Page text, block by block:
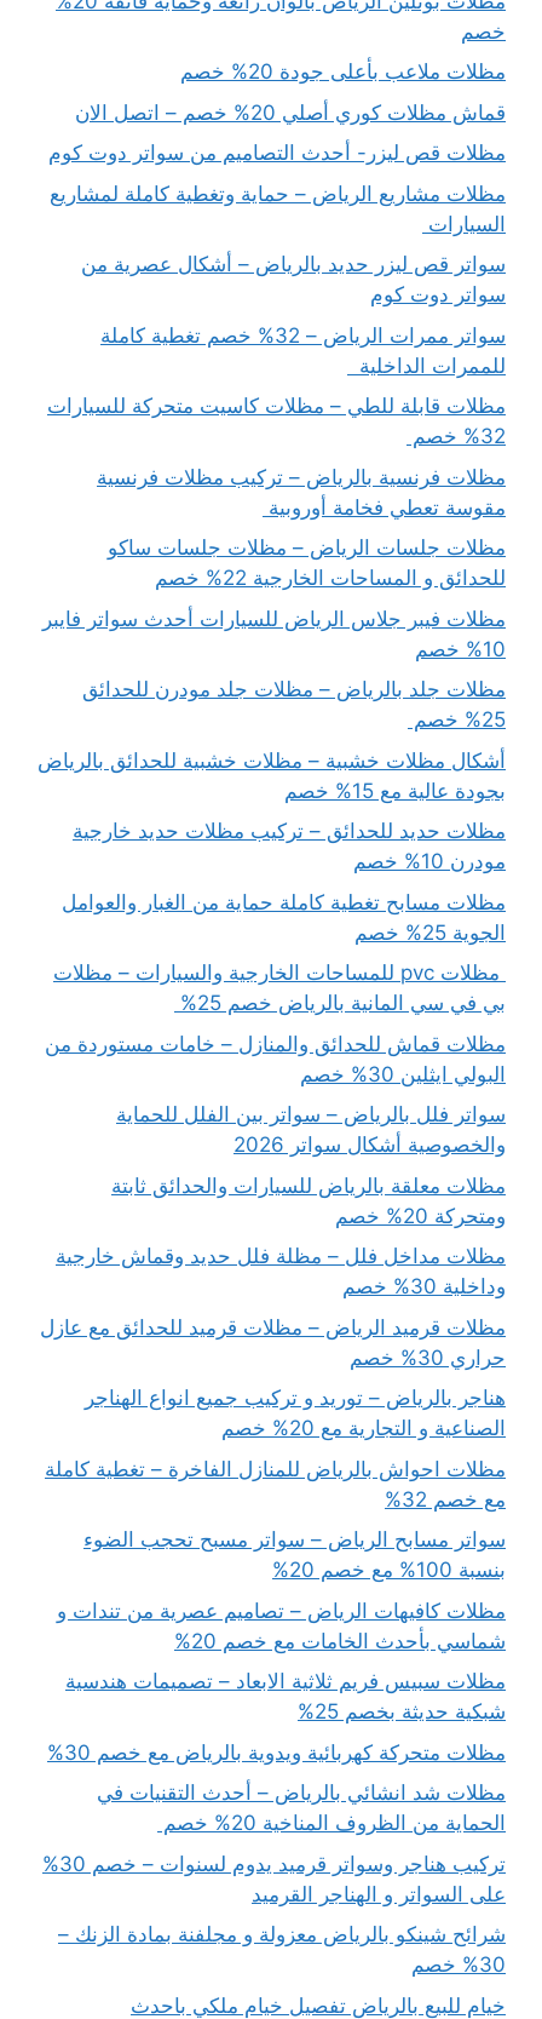
خصم
مظلات ملاعب بأعلى جودة 20% خصم
قماش مظلات كوري أصلي 20% خصم – اتصل الان
مظلات قص ليزر- أحدث التصاميم من سواتر دوت كوم
مظلات مشاريع الرياض – حماية وتغطية كاملة لمشاريع
السيارات
سواتر قص ليزر حديد بالرياض – أشكال عصرية من
سواتر دوت كوم
سواتر ممرات الرياض – 32% خصم تغطية كاملة
للممرات الداخلية
مظلات قابلة للطي – مظلات كاسيت متحركة للسيارات
32% خصم
مظلات فرنسية بالرياض – تركيب مظلات فرنسية
مقوسة تعطي فخامة أوروبية
مظلات جلسات الرياض – مظلات جلسات ساكو
للحدائق و المساحات الخارجية 22% خصم
مظلات فيبر جلاس الرياض للسيارات أحدث سواتر فايبر
10% خصم
مظلات جلد بالرياض – مظلات جلد مودرن للحدائق
25% خصم
أشكال مظلات خشبية – مظلات خشبية للحدائق بالرياض
بجودة عالية مع 15% خصم
مظلات حديد للحدائق – تركيب مظلات حديد خارجية
مودرن 10% خصم
مظلات مسابح تغطية كاملة حماية من الغبار والعوامل
الجوية 25% خصم
مظلات pvc للمساحات الخارجية والسيارات – مظلات
بي في سي المانية بالرياض خصم 25%
مظلات قماش للحدائق والمنازل – خامات مستوردة من
البولي ايثلين 30% خصم
سواتر فلل بالرياض – سواتر بين الفلل للحماية
والخصوصية أشكال سواتر 2026
مظلات معلقة بالرياض للسيارات والحدائق ثابتة
ومتحركة 20% خصم
مظلات مداخل فلل – مظلة فلل حديد وقماش خارجية
وداخلية 30% خصم
مظلات قرميد الرياض – مظلات قرميد للحدائق مع عازل
حراري 30% خصم
هناجر بالرياض – توريد و تركيب جميع انواع الهناجر
الصناعية و التجارية مع 20% خصم
مظلات احواش بالرياض للمنازل الفاخرة – تغطية كاملة
مع خصم 32%
سواتر مسابح الرياض – سواتر مسبح تحجب الضوء
بنسبة 100% مع خصم 20%
مظلات كافيهات الرياض – تصاميم عصرية من تندات و
شماسي بأحدث الخامات مع خصم 20%
مظلات سبيس فريم ثلاثية الابعاد – تصميمات هندسية
شبكية حديثة بخصم 25%
مظلات متحركة كهربائية ويدوية بالرياض مع خصم 30%
مظلات شد انشائي بالرياض – أحدث التقنيات في
الحماية من الظروف المناخية 20% خصم
تركيب هناجر وسواتر قرميد يدوم لسنوات – خصم 30%
على السواتر و الهناجر القرميد
شرائح شينكو بالرياض معزولة و مجلفنة بمادة الزنك –
30% خصم
خيام للبيع بالرياض تفصيل خيام ملكي باحدث